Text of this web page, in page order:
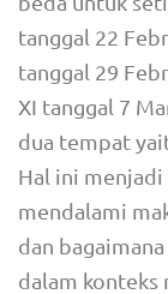
tanggal 22
tanggal 29
XI tanggal 7
dua tempat
Hal ini
mendalami
dan
dalam konteks